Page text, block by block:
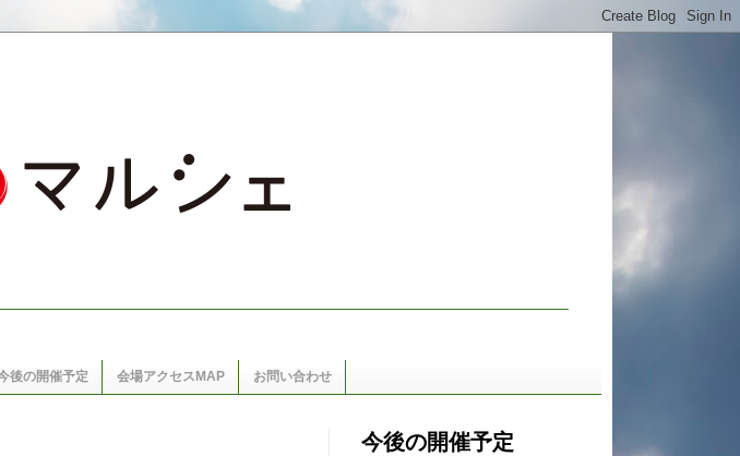
後の開催予定 会場アクセスMAP お問い合わせ
今後の開催予定